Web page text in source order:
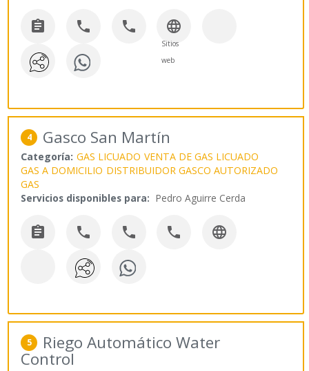
   
Sitios
web
4 Gasco San Martín
Categoría: GAS LICUADO VENTA DE GAS LICUADO
GAS A DOMICILIO DISTRIBUIDOR GASCO AUTORIZADO
GAS
Servicios disponibles para: Pedro Aguirre Cerda
    
5 Riego Automático Water
Control